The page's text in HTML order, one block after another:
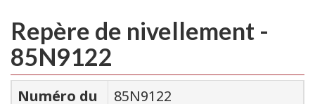
Repère de nivellement -
85N9122
Numéro du
85N9122